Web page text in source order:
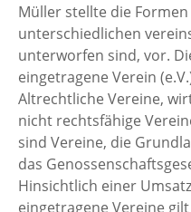
Müller stellte die
unterschiedlichen
unterworfen sind, vor.
eingetragene Verein
Altrechtliche Vereine,
nicht rechtsfähige
sind Vereine, die
das
Hinsichtlich einer
eingetragene Vereine